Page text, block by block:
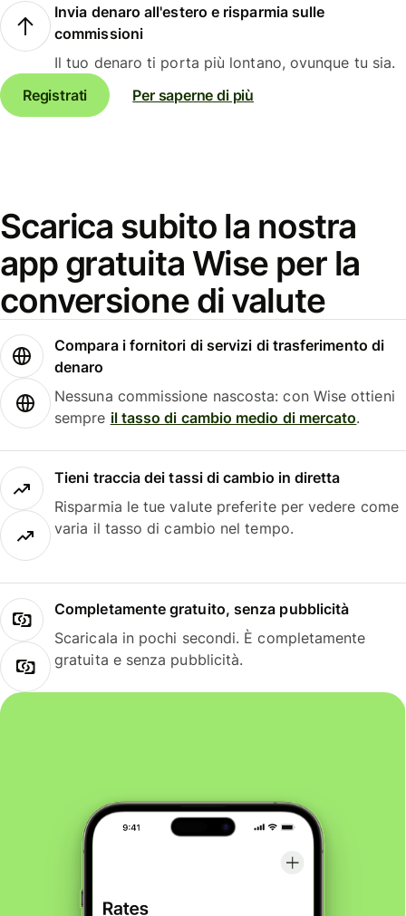
Invia denaro all'estero e risparmia sulle
commissioni
Il tuo denaro ti porta più lontano, ovunque tu sia.
Registrati
Per saperne di più
Scarica subito la nostra
app gratuita Wise per la
conversione di valute
Compara i fornitori di servizi di trasferimento di
denaro
Nessuna commissione nascosta: con Wise ottieni
sempre il tasso di cambio medio di mercato.
Tieni traccia dei tassi di cambio in diretta
Risparmia le tue valute preferite per vedere come
varia il tasso di cambio nel tempo.
Completamente gratuito, senza pubblicità
Scaricala in pochi secondi. È completamente
gratuita e senza pubblicità.